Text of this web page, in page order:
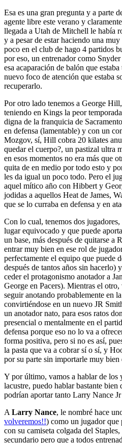
Esa es una gran pregunta y a parte
agente libre este verano y
llegada a Utah de Mitchell le había
y a pesar de estar haciendo una
poco en el club de hago 4 partidos
por eso, un entrenador como
esa acaparación de balón que
nuevo foco de atención que estaba
recuperarlo.
Por otro lado tenemos a George
teniendo en Kings la peor
digna de la franquicia de
en defensa (lamentable) y con un
Mozgov, sí, Hill cobra 20 kilates
quedar el cuerpo?, un pastizal ultra
en esos momentos no era más que
quita de en medio por todo esto y
les da igual un poco todo. Pero el
aquel mítico año con Hibbert y
jodidas a aquellos Heat de James,
que se lo curraba en defensa y en
Con lo cual, tenemos dos
lugar equivocado y que puede
un base, más después de quitarse a
entrar muy bien en ese rol de
perfectamente el equipo que puede
después de tantos años sin hacerlo)
ceder el protagonismo anotador a
George en Pacers). Mientras el
seguir anotando probablemente en
convirtiéndose en un nuevo JR
un anotador nato, para esos ratos
presencial o mentalmente en el
defensa porque eso no lo va a
forma positiva, pero si no es así,
la pasta que va a cobrar sí o sí, y
por su parte sin importarle muy bien
Y por último, vamos a hablar de los
lacustre, puedo hablar bastante bien
podrían aportar tanto Larry Nance
A Larry Nance, le nombré hace
volveremos!!) como un jugador que
con su camiseta colgada del
secundario pero que a todos